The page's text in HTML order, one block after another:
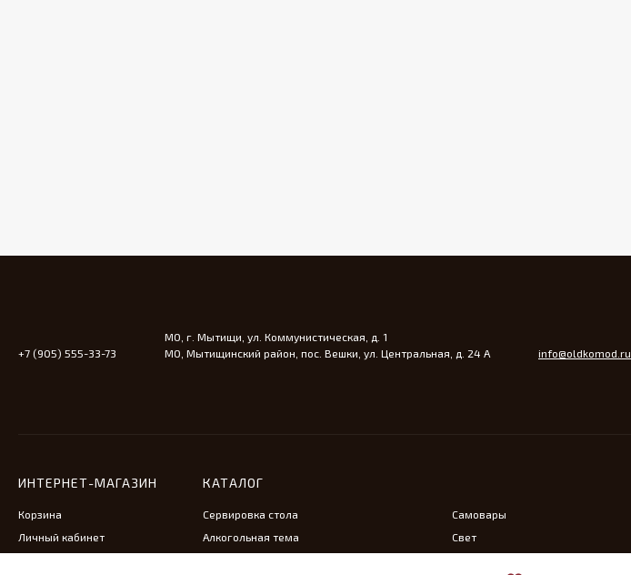
+7 (905) 555-33-73
МО, г. Мытищи, ул. Коммунистическая, д. 1
МО, Мытищинский район, пос. Вешки, ул. Центральная, д. 24 А
info@oldkomod.ru
ИНТЕРНЕТ-МАГАЗИН
Корзина
Личный кабинет
КАТАЛОГ
Сервировка стола
Алкогольная тема
Самовары
Свет